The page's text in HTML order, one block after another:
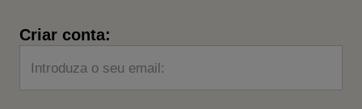
Criar conta:
Introduza o seu email: